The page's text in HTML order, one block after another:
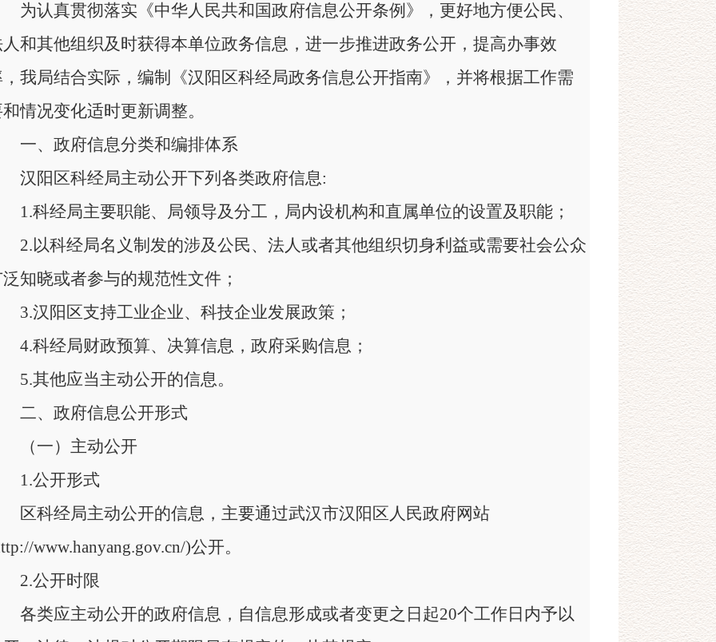
为认真贯彻落实《中华人民共和国政府信息公开条例》，更好地方便公民、
人和其他组织及时获得本单位政务信息，进一步推进政务公开，提高办事效
，我局结合实际，编制《汉阳区科经局政务信息公开指南》，并将根据工作需
情况变化适时更新调整。
一、政府信息分类和编排体系
汉阳区科经局主动公开下列各类政府信息:
1.科经局主要职能、局领导及分工，局内设机构和直属单位的设置及职能；
2.以科经局名义制发的涉及公民、法人或者其他组织切身利益或需要社会公众
知晓或者参与的规范性文件；
3.汉阳区支持工业企业、科技企业发展政策；
4.科经局财政预算、决算信息，政府采购信息；
5.其他应当主动公开的信息。
二、政府信息公开形式
（一）主动公开
1.公开形式
区科经局主动公开的信息，主要通过武汉市汉阳区人民政府网站
www.hanyang.gov.cn/)公开。
2.公开时限
各类应主动公开的政府信息，自信息形成或者变更之日起20个工作日内予以